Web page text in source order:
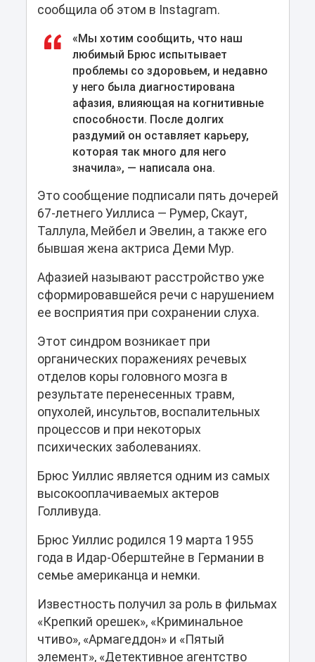
сообщила об этом в Instagram.
«Мы хотим сообщить, что наш
любимый Брюс испытывает
проблемы со здоровьем, и недавно
у него была диагностирована
афазия, влияющая на когнитивные
способности. После долгих
раздумий он оставляет карьеру,
которая так много для него
значила», — написала она.
Это сообщение подписали пять дочерей
67-летнего Уиллиса — Румер, Скаут,
Таллула, Мейбел и Эвелин, а также его
бывшая жена актриса Деми Мур.
Афазией называют расстройство уже
сформировавшейся речи с нарушением
ее восприятия при сохранении слуха.
Этот синдром возникает при
органических поражениях речевых
отделов коры головного мозга в
результате перенесенных травм,
опухолей, инсультов, воспалительных
процессов и при некоторых
психических заболеваниях.
Брюс Уиллис является одним из самых
высокооплачиваемых актеров
Голливуда.
Брюс Уиллис родился 19 марта 1955
года в Идар-Оберштейне в Германии в
семье американца и немки.
Известность получил за роль в фильмах
«Крепкий орешек», «Криминальное
чтиво», «Армагеддон» и «Пятый
элемент», «Детективное агентство